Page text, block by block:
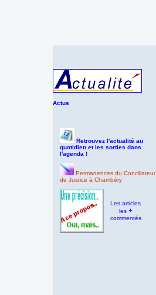
Actus
Retrouvez l'actualité au
quotidien et les sorties dans
l'agenda !
Permanences du Conciliateur
de Justice à Chambéry
Les articles
les +
commentés